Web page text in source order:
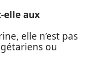
elle aux
elle n’est pas
ou